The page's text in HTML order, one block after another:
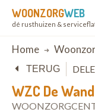
WOONZORGWEB
dé rusthuizen &
Breadcrumb
Home
WZC De Wand
TERUG